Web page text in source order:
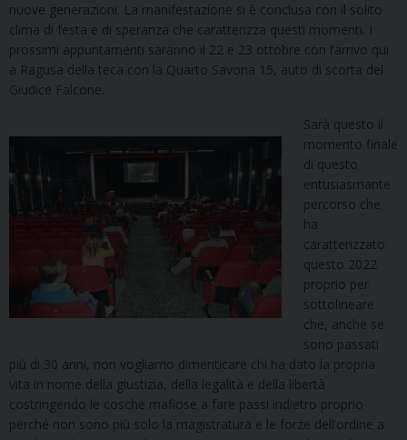
nuove generazioni. La manifestazione si è conclusa con il solito
clima di festa e di speranza che caratterizza questi momenti. I
prossimi appuntamenti saranno il 22 e 23 ottobre con l’arrivo qui
a Ragusa della teca con la Quarto Savona 15, auto di scorta del
Giudice Falcone.
Sarà questo il
momento finale
di questo
entusiasmante
percorso che
ha
caratterizzato
questo 2022
proprio per
sottolineare
che, anche se
sono passati
più di 30 anni, non vogliamo dimenticare chi ha dato la propria
vita in nome della giustizia, della legalità e della libertà
costringendo le cosche mafiose a fare passi indietro proprio
perché non sono più solo la magistratura e le forze dell’ordine a